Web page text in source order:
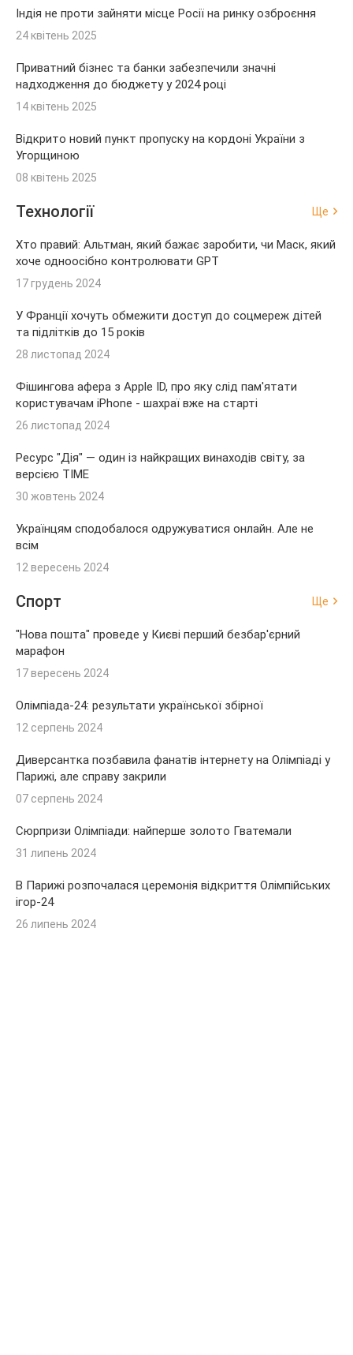
Індія не проти зайняти місце Росії на ринку озброєння
24 квітень 2025
Приватний бізнес та банки забезпечили значні
надходження до бюджету у 2024 році
14 квітень 2025
Відкрито новий пункт пропуску на кордоні України з
Угорщиною
08 квітень 2025
Технології Ще
Хто правий: Альтман, який бажає заробити, чи Маск, який
хоче одноосібно контролювати GPT
17 грудень 2024
У Франції хочуть обмежити доступ до соцмереж дітей
та підлітків до 15 років
28 листопад 2024
Фішингова афера з Apple ID, про яку слід пам'ятати
користувачам iPhone - шахраї вже на старті
26 листопад 2024
Ресурс "Дія" — один із найкращих винаходів світу, за
версією TIME
30 жовтень 2024
Українцям сподобалося одружуватися онлайн. Але не
всім
12 вересень 2024
Спорт Ще
"Нова пошта" проведе у Києві перший безбар'єрний
марафон
17 вересень 2024
Олімпіада-24: результати української збірної
12 серпень 2024
Диверсантка позбавила фанатів інтернету на Олімпіаді у
Парижі, але справу закрили
07 серпень 2024
Сюрпризи Олімпіади: найперше золото Гватемали
31 липень 2024
В Парижі розпочалася церемонія відкриття Олімпійських
ігор-24
26 липень 2024